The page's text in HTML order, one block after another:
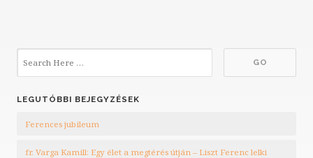
LEGUTÓBBI BEJEGYZÉSEK
Ferences jubileum
fr. Varga Kamill: Egy élet a megtérés útján – Liszt Ferenc lelki